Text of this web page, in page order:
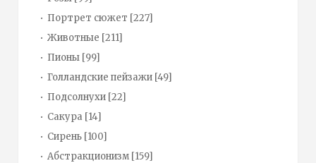
Портрет сюжет [227]
Животные [211]
Пионы [99]
Голландские пейзажи [49]
Подсолнухи [22]
Сакура [14]
Сирень [100]
Абстракционизм [159]